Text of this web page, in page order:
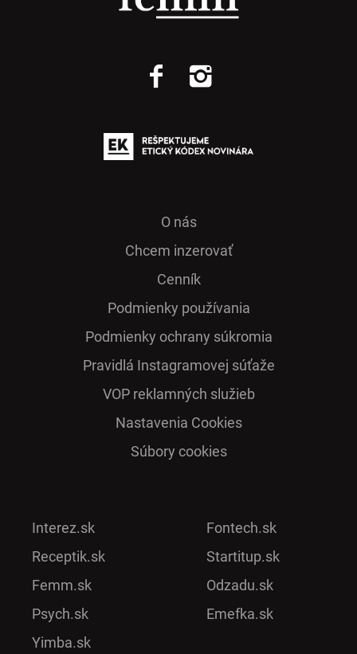
O nás
Chcem inzerovať
Cenník
Podmienky používania
Podmienky ochrany súkromia
Pra­vidlá Ins­ta­gra­mo­vej sú­ťaže
VOP reklamných služieb
Nastavenia Cookies
Súbory cookies
Interez.sk
Receptik.sk
Femm.sk
Psych.sk
Yimba.sk
Fontech.sk
Startitup.sk
Odzadu.sk
Emefka.sk